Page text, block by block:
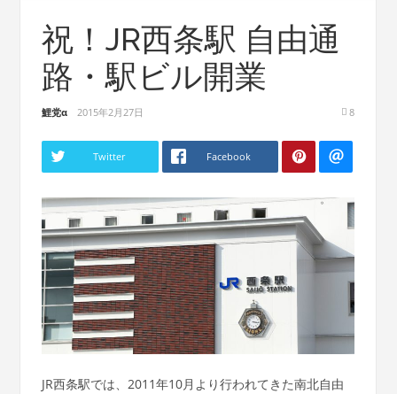
祝！JR西条駅 自由通
路・駅ビル開業
鯉党α 2015年2月27日 8
Twitter Facebook
JR西条駅では、2011年10月より行われてきた南北自由